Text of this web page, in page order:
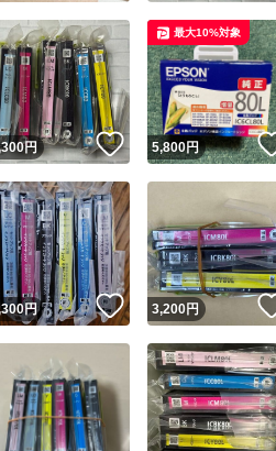
ね！
円 いいね！
5,800円
最大10%対象
ね！
円 いいね！
3,200円